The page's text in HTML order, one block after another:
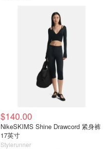
$140.00
NikeSKIMS Shine Drawcord 紧身裤
17英寸
Stylerunner